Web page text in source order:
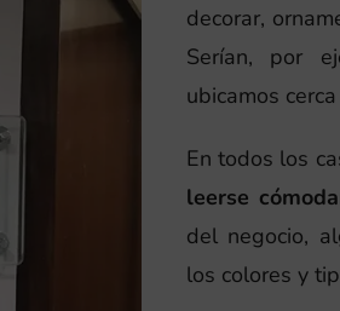
decorar,
Serían, por
ubicamos
En todos los
leerse
del negocio,
los colores y